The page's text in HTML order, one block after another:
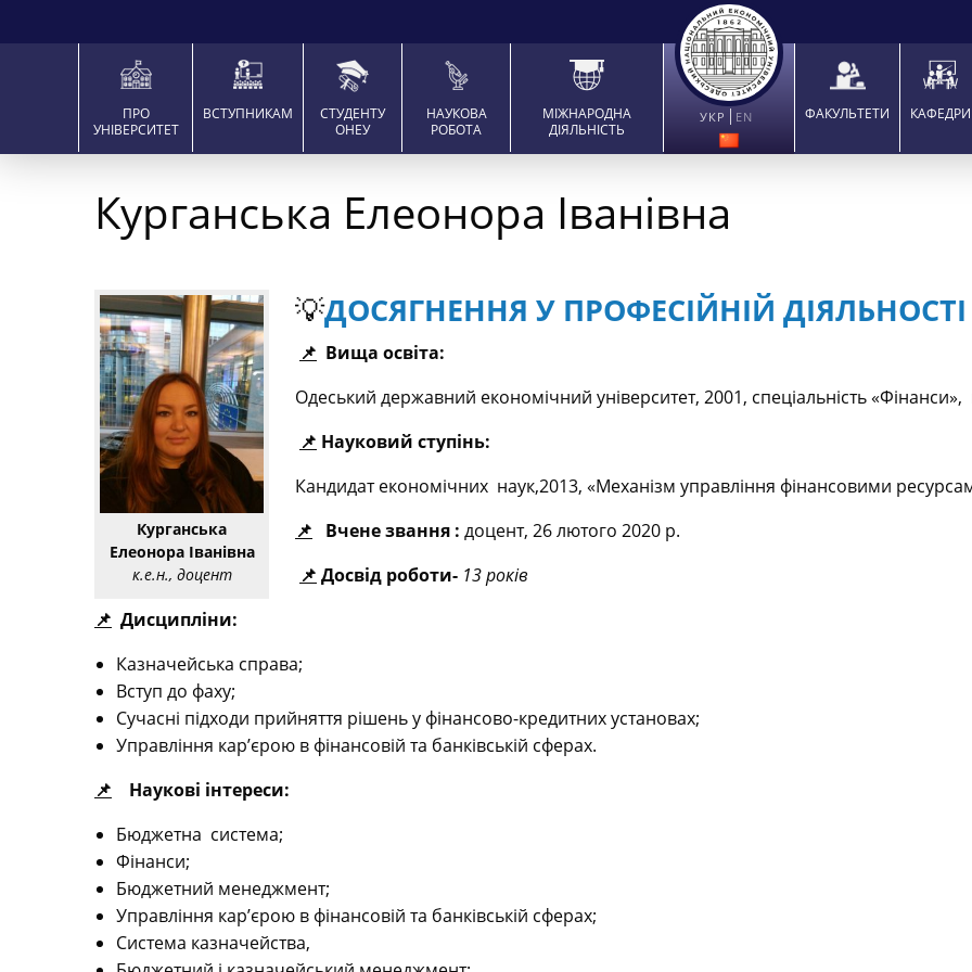
ПРО
УНІВЕРСИТЕТ
ВСТУПНИКАМ
СТУДЕНТУ
ОНЕУ
НАУКОВА
РОБОТА
МІЖНАРОДНА
ДІЯЛЬНІСТЬ
УКР EN ФАКУЛЬТЕТИ КАФЕДРИ
Курганська Елеонора Іванівна
Курганська
Елеонора Іванівна
к.е.н., доцент
💡ДОСЯГНЕННЯ У ПРОФЕСІЙНІЙ
📌 Вища освіта:
Одеський державний економічний університет, 2001, спеціальність «Фінанси»,
📌 Науковий ступінь:
Кандидат економічних наук,2013, «Механізм управління фінансовими
📌
Вчене звання : доцент, 26 лютого 2020 р.
📌 Досвід роботи- 13 років
📌 Дисципліни:
Казначейська справа;
Вступ до фаху;
Сучасні підходи прийняття рішень у фінансово-кредитних установах;
Управління кар’єрою в фінансовій та банківській сферах.
📌 Наукові інтереси:
Бюджетна система;
Фінанси;
Бюджетний менеджмент;
Управління кар’єрою в фінансовій та банківській сферах;
Система казначейства,